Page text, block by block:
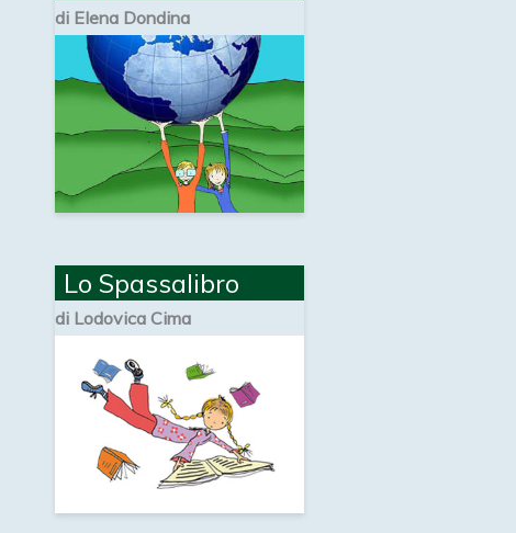
di Elena Dondina
Lo Spassalibro
di Lodovica Cima